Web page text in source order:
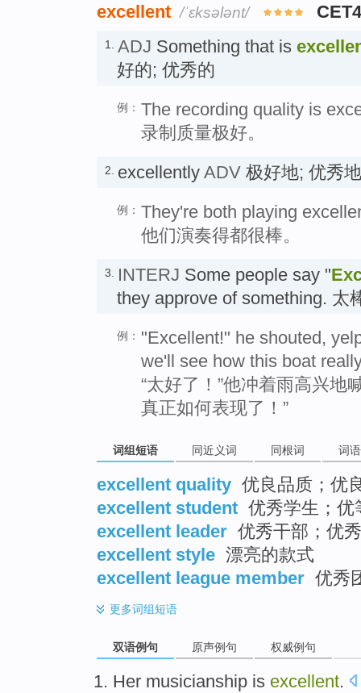
excellent /ˈɛksələnt/
1. ADJ Something that is
好的; 优秀的
例： The recording quality is
录制质量极好。
2. excellently ADV 极好地; 优秀地
例： They're both playing
他们演奏得都很棒。
3. INTERJ Some people say "
they approve of something. 太
例： "Excellent!" he shouted,
we'll see how this boat
“太好了！”他冲着雨高兴地
真正如何表现了！”
词组短语 同近义词 同根词 词
excellent quality 优良品质；优
excellent student 优秀学生；优
excellent leader 优秀干部；优
excellent style 漂亮的款式
excellent league member 优秀
更多词组短语
双语例句 原声例句 权威例句
Her musicianship is excellent.